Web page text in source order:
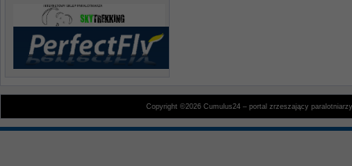
Copyright ©2026 Cumulus24 – portal zrzeszający